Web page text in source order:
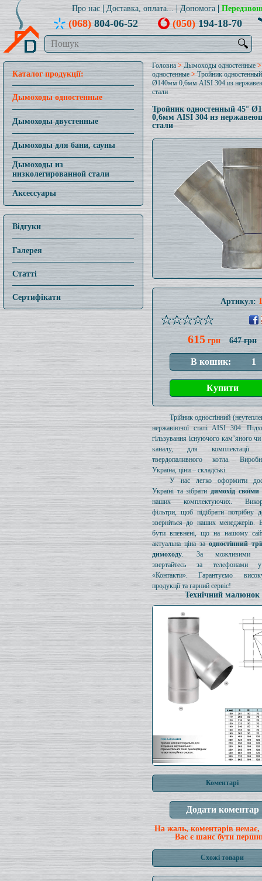
Про нас Доставка, оплата... Допомога
(068)804-06-52 (050)194-18-70
🔍
Каталог продукції:
Дымоходы одностенные
Дымоходы двустенные
Дымоходы для бани, сауны
Дымоходы из
низколегированной стали
Аксессуары
Відгуки
Галерея
Статті
Сертифікати
Головна > Дымоходы одностенные
одностенные >Тройник
Ø140мм 0,6мм AISI 304 из
стали
Тройник одностенный 45°
0,6мм AISI 304 из
стали
Артикул:
615 грн 647 грн
Трійник одностінний
нержавіючої сталі AISI 304.
гільзування існуючого кам’яного
каналу, для комплектації
твердопаливного котла.
Україна, ціни – складські.
У нас легко оформити
Україні та зібратидимохід
наших комплектуючих.
фільтри, щоб підібрати потрібну
зверніться до наших менеджерів.
бути впевнені, що на нашому
актуальна ціна заодностінний
димоходу. За можливими
звертайтесь за телефонами
«Контакти». Гарантуємо
продукції та гарний сервіс!
Технічний малюнок
Коментарі
На жаль, коментарів немає,
Вас є шанс бути
Схожі товари